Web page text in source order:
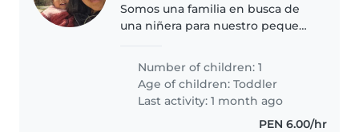
Somos una familia en busca de
una niñera para nuestro pequeña
muy hablador y muy creativo.
Necesitamos a alguien que se
sienta cómoda con mascotas..
Number of children: 1
Age of children:Toddler
Last activity: 1 month ago
PEN 6.00/hr